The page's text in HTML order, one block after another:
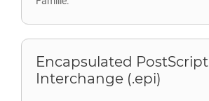
Encapsulated PostScript
Interchange (.epi)